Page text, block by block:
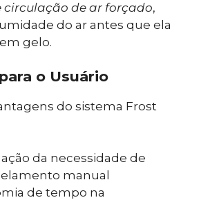
circulação de ar forçado,
do ar antes que ela
gelo.
o Usuário
do sistema Frost
da necessidade de
manual
de tempo na